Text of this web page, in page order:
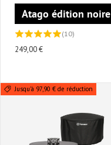
Atago édition noire
(10)
249,00 €
Jusqu’à 97,90 € de réduction